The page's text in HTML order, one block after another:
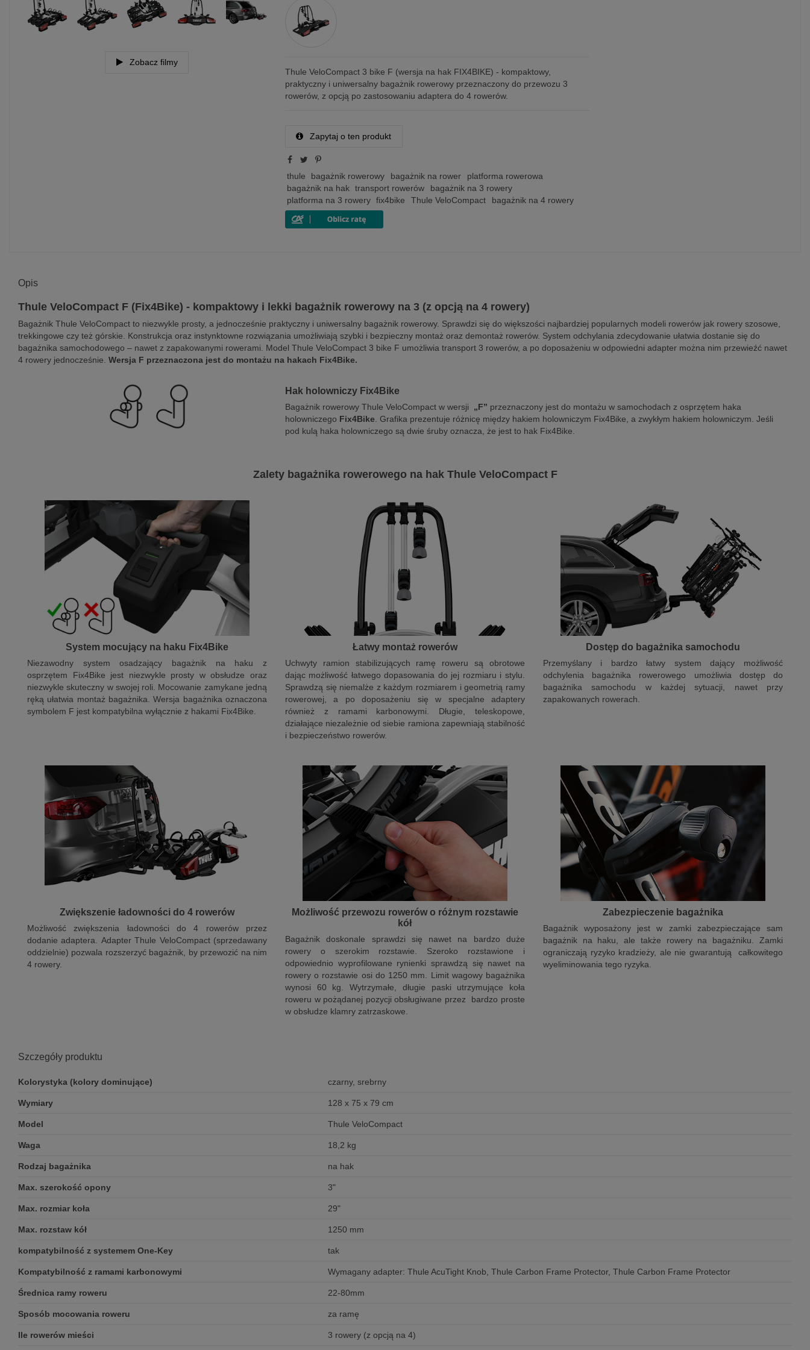
Zobacz filmy
Thule VeloCompact 3 bike F (wersja na hak FIX4BIKE) - kompaktowy,
praktyczny i uniwersalny bagażnik rowerowy przeznaczony do przewozu 3
rowerów, z opcją po zastosowaniu adaptera do 4 rowerów.
Zapytaj o ten produkt
thule bagażnik rowerowy bagażnik na rower
platforma rowerowa
bagażnik na hak transport rowerów
bagażnik na 3 rowery
platforma na 3 rowery fix4bike Thule VeloCompact bagażnik na 4 rowery
Opis
Thule VeloCompact F (Fix4Bike) - kompaktowy i lekki bagażnik rowerowy na 3 (z opcją na 4 rowery)
Bagażnik Thule VeloCompact to niezwykle prosty, a jednocześnie praktyczny i uniwersalny bagażnik rowerowy. Sprawdzi się do większości najbardziej popularnych modeli rowerów jak rowery szosowe,
trekkingowe czy też górskie. Konstrukcja oraz instynktowne rozwiązania umożliwiają szybki i bezpieczny montaż oraz demontaż rowerów. System odchylania zdecydowanie ułatwia dostanie się do
bagażnika samochodowego – nawet z zapakowanymi rowerami. Model Thule VeloCompact 3 bike F umożliwia transport 3 rowerów, a po doposażeniu w odpowiedni adapter można nim przewieźć nawet
4 rowery jednocześnie. Wersja F przeznaczona jest do montażu na hakach Fix4Bike.
Hak holowniczy Fix4Bike
Bagażnik rowerowy Thule VeloCompact w wersji „F” przeznaczony jest do montażu w samochodach z osprzętem haka
holowniczego Fix4Bike. Grafika prezentuje różnicę między hakiem holowniczym Fix4Bike, a zwykłym hakiem holowniczym. Jeśli
pod kulą haka holowniczego są dwie śruby oznacza, że jest to hak Fix4Bike.
Zalety bagażnika rowerowego na hak Thule VeloCompact F
System mocujący na haku Fix4Bike
Niezawodny system osadzający bagażnik na haku z
osprzętem Fix4Bike jest niezwykle prosty w obsłudze oraz
niezwykle skuteczny w swojej roli. Mocowanie zamykane jedną
ręką ułatwia montaż bagażnika. Wersja bagażnika oznaczona
symbolem F jest kompatybilna wyłącznie z hakami Fix4Bike.
Łatwy montaż rowerów
Uchwyty ramion stabilizujących ramę roweru są obrotowe
dając możliwość łatwego dopasowania do jej rozmiaru i stylu.
Sprawdzą się niemalże z każdym rozmiarem i geometrią ramy
rowerowej, a po doposażeniu się w specjalne adaptery
również z ramami karbonowymi. Długie, teleskopowe,
działające niezależnie od siebie ramiona zapewniają stabilność
i bezpieczeństwo rowerów.
Dostęp do bagażnika samochodu
Przemyślany i bardzo łatwy system dający możliwość
odchylenia bagażnika rowerowego umożliwia dostęp do
bagażnika samochodu w każdej sytuacji, nawet przy
zapakowanych rowerach.
Zwiększenie ładowności do 4 rowerów
Możliwość zwiększenia ładowności do 4 rowerów przez
dodanie adaptera. Adapter Thule VeloCompact (sprzedawany
oddzielnie) pozwala rozszerzyć bagażnik, by przewozić na nim
4 rowery.
Możliwość przewozu rowerów o różnym rozstawie
kół
Bagażnik doskonale sprawdzi się nawet na bardzo duże
rowery o szerokim rozstawie. Szeroko rozstawione i
odpowiednio wyprofilowane rynienki sprawdzą się nawet na
rowery o rozstawie osi do 1250 mm. Limit wagowy bagażnika
wynosi 60 kg. Wytrzymałe, długie paski utrzymujące koła
roweru w pożądanej pozycji obsługiwane przez bardzo proste
w obsłudze klamry zatrzaskowe.
Zabezpieczenie bagażnika
Bagażnik wyposażony jest w zamki zabezpieczające sam
bagażnik na haku, ale także rowery na bagażniku. Zamki
ograniczają ryzyko kradzieży, ale nie gwarantują całkowitego
wyeliminowania tego ryzyka.
Szczegóły produktu
Kolorystyka (kolory dominujące) czarny, srebrny
Wymiary 128 x 75 x 79 cm
Model Thule VeloCompact
Waga 18,2 kg
Rodzaj bagażnika na hak
Max. szerokość opony 3"
Max. rozmiar koła 29"
Max. rozstaw kół 1250 mm
kompatybilność z systemem One-Key tak
Kompatybilność z ramami karbonowymi Wymagany adapter: Thule AcuTight Knob, Thule Carbon Frame Protector, Thule Carbon Frame Protector
Średnica ramy roweru 22-80mm
Sposób mocowania roweru za ramę
Ile rowerów mieści 3 rowery (z opcją na 4)